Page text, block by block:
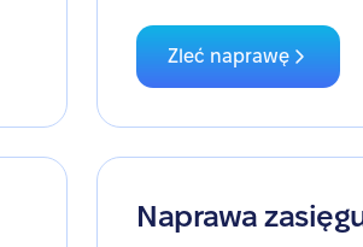
Zleć naprawę
Naprawa